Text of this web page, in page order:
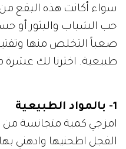
سواء أكانت هذه البقع من
حب الشباب والبثور أو
صعباً التخلص منها
طبيعية. اخترنا لك عشرة
1- بالمواد الطبيعية
امزجي كمية متجانسة
الفجل اطحنيها وادهني